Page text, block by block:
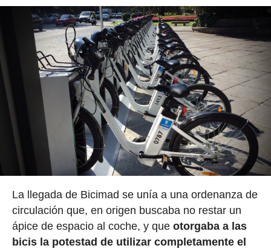
La llegada de Bicimad se unía a una ordenanza de
circulación que, en origen buscaba no restar un
ápice de espacio al coche, y queotorgaba a las
bicis la potestad de utilizar completamente el